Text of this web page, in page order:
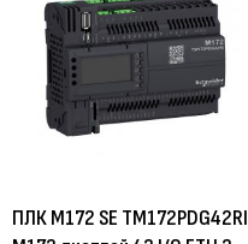
ПЛК М172 SE TM172PDG42RI